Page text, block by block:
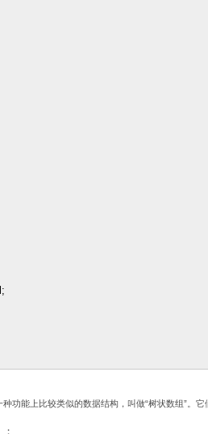
能上比较类似的数据结构，叫做“树状数组”。它